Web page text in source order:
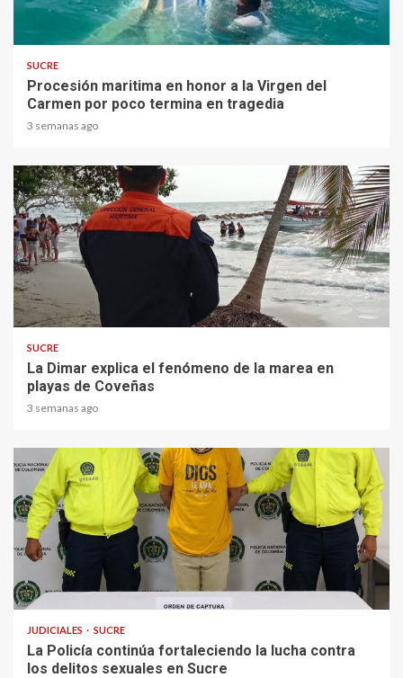
SUCRE
Procesión maritima en honor a la Virgen del
Carmen por poco termina en tragedia
3 semanas ago
2 min read
SUCRE
La Dimar explica el fenómeno de la marea en
playas de Coveñas
3 semanas ago
2 min read
JUDICIALES SUCRE
La Policía continúa fortaleciendo la lucha contra
los delitos sexuales en Sucre